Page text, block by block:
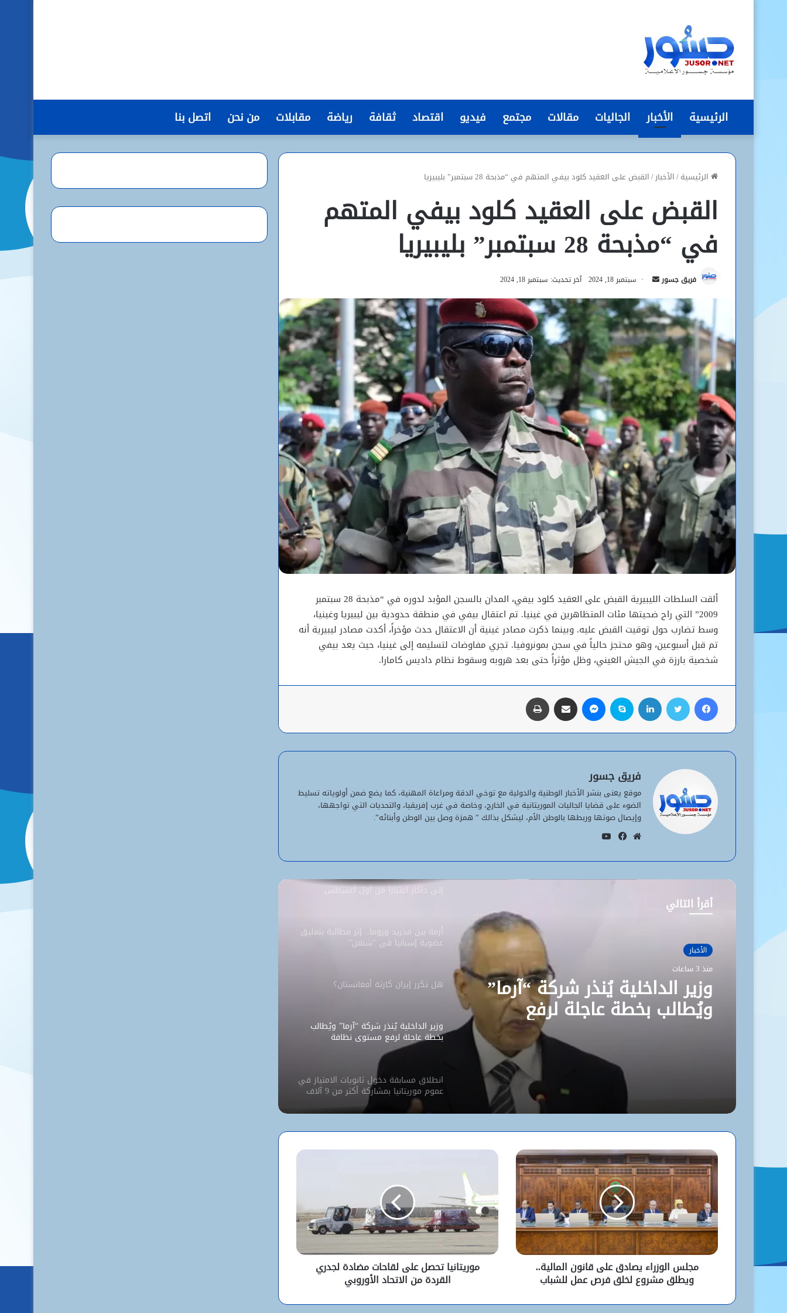
الرئيسية الأخبار الجاليات مقالات مجتمع فيديو اقتصاد ثقافة رياضة مقابلات من نحن اتصل بنا
الرئيسية/الأخبار/القبض على العقيد كلود بيفي المتهم في “مذبحة 28 سبتمبر” بليبيريا
القبض على العقيد كلود بيفي المتهم
في “مذبحة 28 سبتمبر” بليبيريا
فريق جسور
أرسل
إلكترونيا
سبتمبر 18, 2024 آخر تحديث: سبتمبر 18, 2024
ألقت السلطات الليبيرية القبض على العقيد كلود بيفي، المدان بالسجن المؤبد لدوره في “مذبحة 28 سبتمبر
2009” التي راح ضحيتها مئات المتظاهرين في غينيا. تم اعتقال بيفي في منطقة حدودية بين ليبيريا وغينيا،
وسط تضارب حول توقيت القبض عليه. وبينما ذكرت مصادر غينية أن الاعتقال حدث مؤخراً، أكدت مصادر ليبيرية أنه
تم قبل أسبوعين، وهو محتجز حالياً في سجن بمونروفيا. تجري مفاوضات لتسليمه إلى غينيا، حيث يعد بيفي
شخصية بارزة في الجيش الغيني، وظل مؤثراً حتى بعد هروبه وسقوط نظام داديس كامارا.
فيسبوك تويتر لينكدإن سكايب ماسنجر مشاركة عبر البريد
فريق جسور
موقع يعنى بنشر الأخبار الوطنية والدولية مع توخي الدقة ومراعاة المهنية، كما يضع ضمن أولوياته تسليط
الضوء على قضايا الجاليات الموريتانية في الخارج، وخاصة في غرب إفريقيا، والتحديات التي تواجهها،
وإيصال صوتها وربطها بالوطن الأم، ليشكل بذالك ” همزة وصل بين الوطن وأبنائه”.
الويب
أقرأ التالي
الأخبار
منذ 3 ساعات
وزير الداخلية يُنذر شركة “آرما”
ويُطالب بخطة عاجلة لرفع
مستوى نظافة نواكشوط
الحوض الشرقي وكوركول (الجمعة)
سنوات الماضية أرست أسساً لاقتصاد أكثر
استقلالية وسيادة
“بنكيلي” يتصدر خدمات الدفع الإلكتروني
السفارة الأمريكية تحيل طلبات التأشيرة
إلى داكار اعتباراً من أول أغسطس
أزمة بين مدريد وروما.. إثر مطالبة بتعليق
عضوية إسبانيا في “شنغن”
هل تكرر إيران كارثة أفغانستان؟
وزير الداخلية يُنذر شركة “آرما” ويُطالب
بخطة عاجلة لرفع مستوى نظافة
نواكشوط
انطلاق مسابقة دخول ثانويات الامتياز في
عموم موريتانيا بمشاركة أكثر من 9 آلاف
مترشح
كيف استخدم الاحتلال سلاح الإبعاد للتفرد
البيت الأبيض يفتح أخطر ملفات كورونا..
ماذا حدث داخل مختبر ووهان؟
شبكة التساقطات المطرية في ولايتي
الحوض الشرقي وكوركول (الجمعة)
سنوات الماضية أرست أسساً لاقتصاد أكثر
مجلس الوزراء يصادق على قانون المالية..
ويطلق مشروع لخلق فرص عمل للشباب
موريتانيا تحصل على لقاحات مضادة لجدري
القردة من الاتحاد الأوروبي